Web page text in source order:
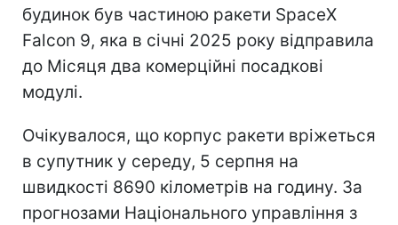
будинок був частиною ракети SpaceX
Falcon 9, яка в січні 2025 року відправила
до Місяця два комерційні посадкові
модулі.
Очікувалося, що корпус ракети вріжеться
в супутник у середу, 5 серпня на
швидкості 8690 кілометрів на годину. За
прогнозами Національного управління з